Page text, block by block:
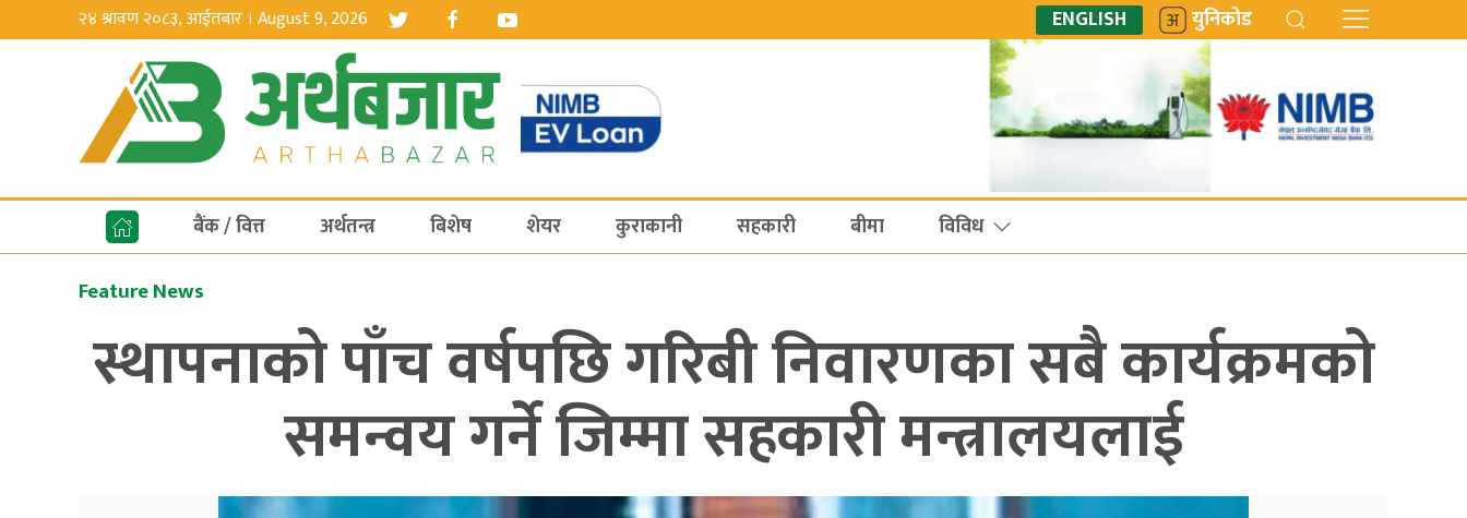
२४ श्रावण २०८३, आईतबार । August 9, 2026 ENGLISH युनिकोड
बैंक / वित्त अर्थतन्त्र बिशेष शेयर कुराकानी सहकारी बीमा विविध
Feature News
स्थापनाको पाँच वर्षपछि गरिबी निवारणका सबै कार्यक्रमको
समन्वय गर्ने जिम्मा सहकारी मन्त्रालयलाई